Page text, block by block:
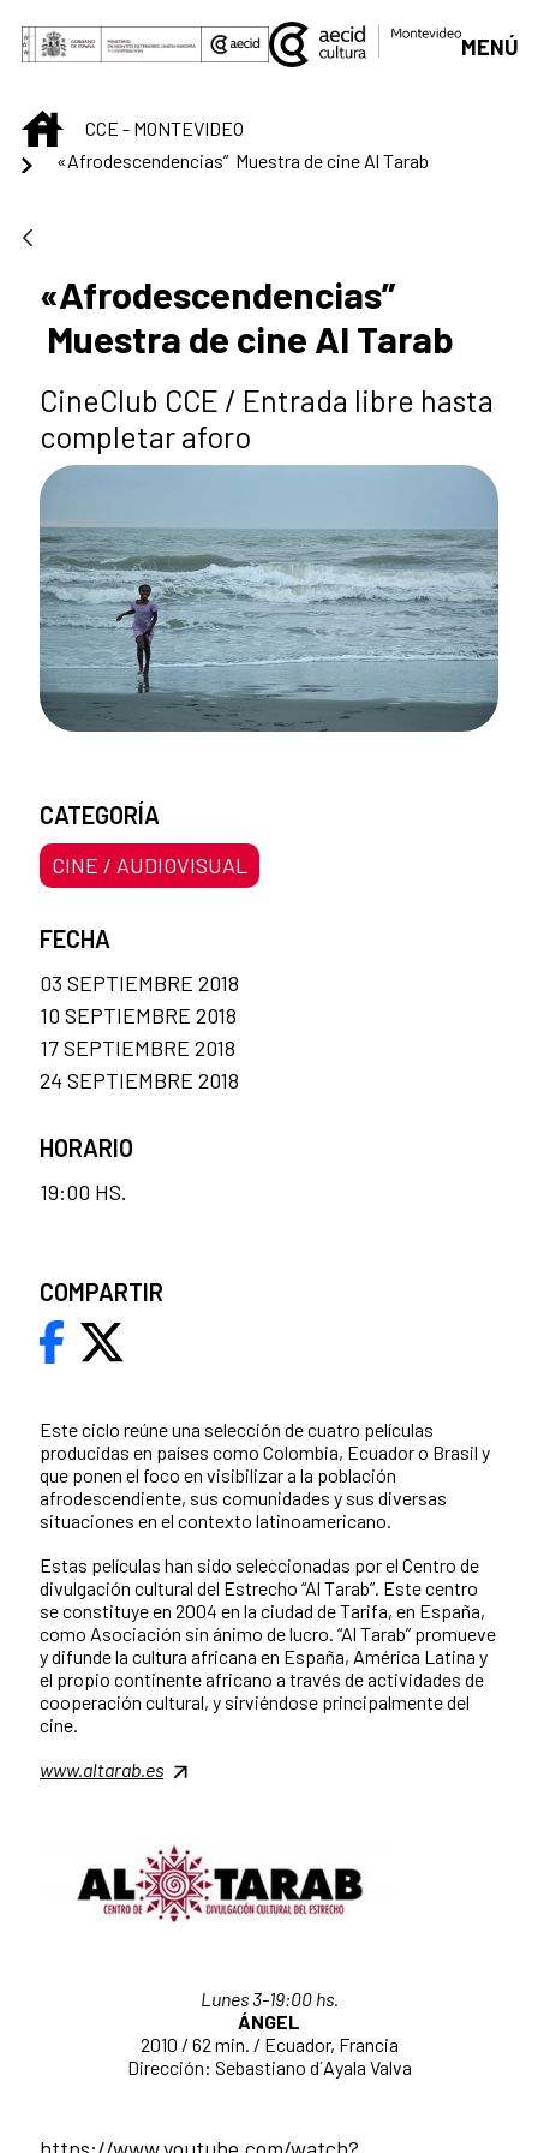
Saltar al contenido principal
MENÚ
INICIOCCE - MONTEVIDEO
«Afrodescendencias” Muestra de cine Al Tarab
«Afrodescendencias”
Muestra de cine Al Tarab
CineClub CCE / Entrada libre hasta
completar aforo
Este ciclo reúne una selección de cuatro películas
producidas en países como Colombia, Ecuador o Brasil y
que ponen el foco en visibilizar a la población
afrodescendiente, sus comunidades y sus diversas
situaciones en el contexto latinoamericano.
Estas películas han sido seleccionadas por el Centro de
divulgación cultural del Estrecho “Al Tarab”. Este centro
se constituye en 2004 en la ciudad de Tarifa, en España,
como Asociación sin ánimo de lucro. “Al Tarab” promueve
y difunde la cultura africana en España, América Latina y
el propio continente africano a través de actividades de
cooperación cultural, y sirviéndose principalmente del
cine.
www.altarab.es
Lunes 3-19:00 hs.
ÁNGEL
2010 / 62 min. / Ecuador, Francia
Dirección: Sebastiano d´Ayala Valva
CATEGORÍA
CINE / AUDIOVISUAL
FECHA
03 SEPTIEMBRE 2018
10 SEPTIEMBRE 2018
17 SEPTIEMBRE 2018
24 SEPTIEMBRE 2018
HORARIO
19:00 HS.
COMPARTIR